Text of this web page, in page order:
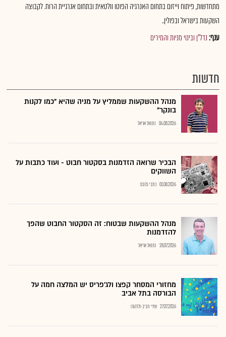
מתחדשות, פיתוח וייזום בתחום האנרגיה הפוטו וולטאית ובתחום אנרגיית הרוח. לקבוצה
השקעות בישראל ובפולין..
ענף:נדל"ן ובינוי מניות והמירים
חדשות
מנהל ההשקעות שממליץ על מניה שהיא "כמו לקנות
בונקר"
04.08.2026 נתנאל אריאל
הבכיר שרואה הזדמנות בסקטור חבוט - ועוד כתבות על
השווקים
01.08.2026 כתבי גלובס
מנהל ההשקעות שבטוח: זה הסקטור החבוט שהפך
להזדמנות
28.07.2026 נתנאל אריאל
מחזורי המסחר קפצו ולג'פריס יש המלצה חמה על
הבורסה בתל אביב
27.07.2026 שירי חביב-ולדהורן